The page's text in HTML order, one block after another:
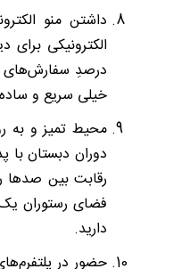
الکترونیکی
خیلی سریع و
محیط تمیز و به
دوران دبستان با
رقابت بین صدها
فضای رستوران یک
دارید.